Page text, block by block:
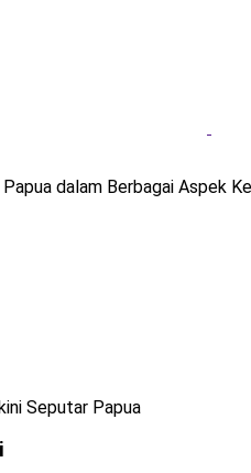
dalam Berbagai Aspek
Seputar Papua